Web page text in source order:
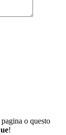
o questo
!